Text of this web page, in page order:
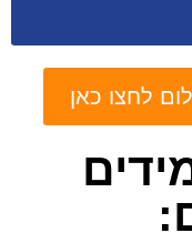
לחצו כאן